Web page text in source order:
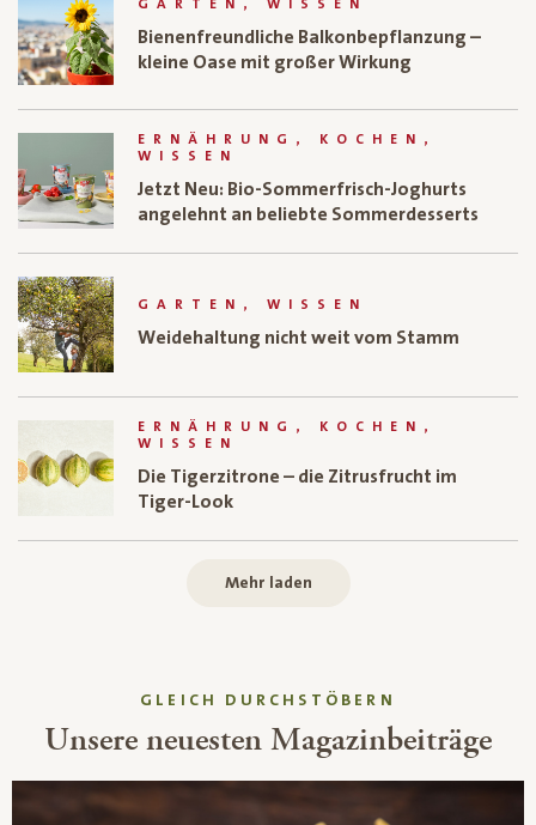
GARTEN, WISSEN
Bienenfreundliche Balkonbepflanzung –
kleine Oase mit großer Wirkung
ERNÄHRUNG, KOCHEN,
WISSEN
Jetzt Neu: Bio-Sommerfrisch-Joghurts
angelehnt an beliebte Sommerdesserts
GARTEN, WISSEN
Weidehaltung nicht weit vom Stamm
ERNÄHRUNG, KOCHEN,
WISSEN
Die Tigerzitrone – die Zitrusfrucht im
Tiger-Look
Mehr laden
GLEICH DURCHSTÖBERN
Unsere neuesten Magazinbeiträge